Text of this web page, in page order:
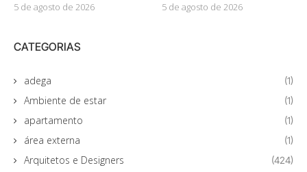
5 de agosto de 2026 5 de agosto de 2026
CATEGORIAS
adega (1)
Ambiente de estar (1)
apartamento (1)
área externa (1)
Arquitetos e Designers (424)